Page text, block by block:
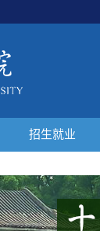
招生就业